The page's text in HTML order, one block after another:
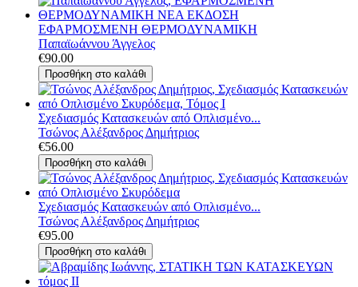
ΕΦΑΡΜΟΣΜΕΝΗ ΘΕΡΜΟΔΥΝΑΜΙΚΗ
Παπαϊωάννου Άγγελος
€90.00
Σχεδιασμός Κατασκευών από Οπλισμένο...
Τσώνος Αλέξανδρος Δημήτριος
€56.00
Σχεδιασμός Κατασκευών από Οπλισμένο...
Τσώνος Αλέξανδρος Δημήτριος
€95.00